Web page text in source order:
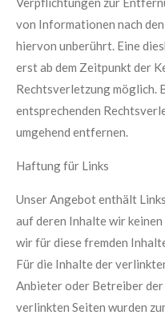
von Informationen nach
hiervon unberührt. Eine
erst ab dem Zeitpunkt der
Rechtsverletzung möglich.
entsprechenden
umgehend entfernen.
Haftung für Links
Unser Angebot enthält
auf deren Inhalte wir
wir für diese fremden
Für die Inhalte der
Anbieter oder Betreiber
verlinkten Seiten wurden